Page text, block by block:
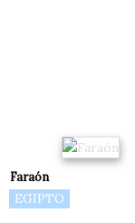
Faraón
EGIPTO